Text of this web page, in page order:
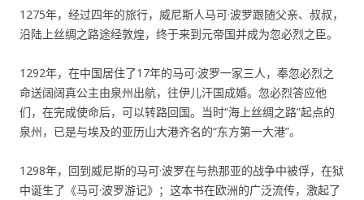
1275年，经过四年的旅行，威尼斯人马可·波罗跟随父亲、叔叔，
沿陆上丝绸之路途经敦煌，终于来到元帝国并成为忽必烈之臣。
1292年，在中国居住了17年的马可·波罗一家三人，奉忽必烈之
命送阔阔真公主由泉州出航，往伊儿汗国成婚。忽必烈答应他
们，在完成使命后，可以转路回国。当时“海上丝绸之路”起点的
泉州，已是与埃及的亚历山大港齐名的“东方第一大港”。
1298年，回到威尼斯的马可·波罗在与热那亚的战争中被俘，在狱
中诞生了《马可·波罗游记》；这本书在欧洲的广泛流传，激起了